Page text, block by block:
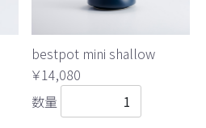
bestpot mini shallow
￥14,080
数量